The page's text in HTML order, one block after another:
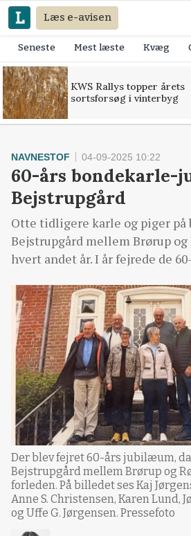
Læs e-avisen
Seneste Mest læste Kvæg
KWS Rallys topper årets
sortsforsøg i vinterbyg
NAVNESTOF 04-09-2025 10:22
60-års bondekarle-
Bejstrupgård
Otte tidligere karle og piger på
Bejstrupgård mellem Brørup og
hvert andet år. I år fejrede de
Der blev fejret 60-års jubilæum,
Bejstrupgård mellem Brørup og
forleden. På billedet ses Kaj
Anne S. Christensen, Karen Lund,
og Uffe G. Jørgensen. Pressefoto